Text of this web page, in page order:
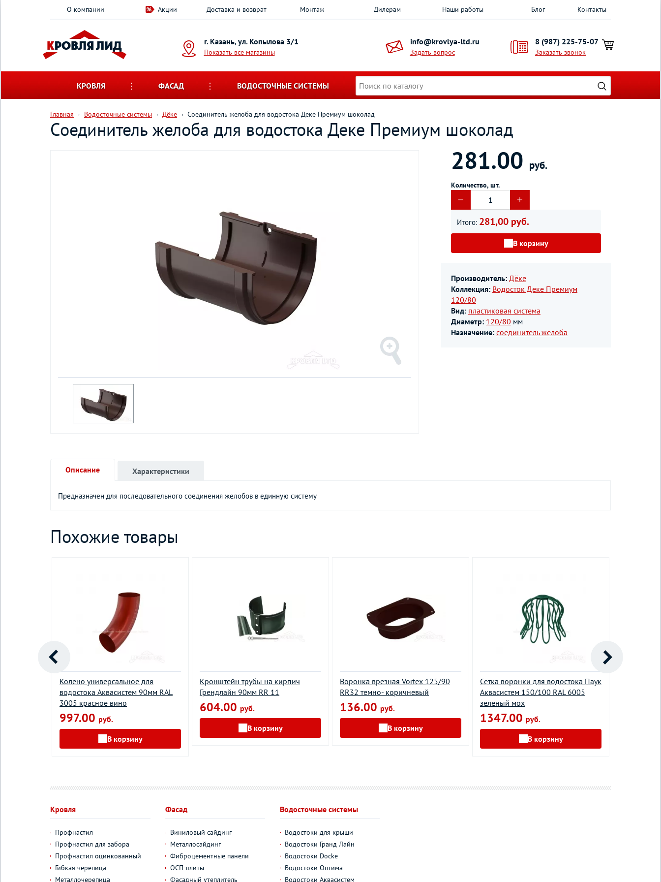
О компании Акции Доставка и возврат Монтаж Дилерам Наши работы Блог Контакты
г. Казань, ул. Копылова 3/1
Показать все магазины
info@krovlya-ltd.ru
Задать вопрос
8 (987) 225-75-07
Заказать звонок
КРОВЛЯ ФАСАД ВОДОСТОЧНЫЕ СИСТЕМЫ
Главная Водосточные системы Дёке Соединитель желоба для водостока Деке Премиум шоколад
Соединитель желоба для водостока Деке Премиум шоколад
281.00 руб.
Количество, шт.
Итого: 281,00 руб.
В корзину
Производитель: Дёке
Коллекция: Водосток Деке Премиум
120/80
Вид: пластиковая система
Диаметр: 120/80 мм
Назначение: соединитель желоба
Описание
Предназначен для последовательного соединения желобов в единную систему
Характеристики
Похожие товары
Колено универсальное для
водостока Aквасистем 90мм RAL
3005 красное вино
997.00 руб.
В корзину
Кронштейн трубы на кирпич
Грендлайн 90мм RR 11
604.00 руб.
В корзину
Воронка врезная Vortex 125/90
RR32 темно- коричневый
136.00 руб.
В корзину
Сетка воронки для водостока Паук
Аквасистем 150/100 RAL 6005
зеленый мох
1347.00 руб.
В корзину
Кровля
Профнастил
Профнастил для забора
Профнастил оцинкованный
Гибкая черепица
Металлочерепица
Фасад
Виниловый сайдинг
Металлосайдинг
Фиброцементные панели
ОСП-плиты
Фасадный утеплитель
Водосточные системы
Водостоки для крыши
Водостоки Гранд Лайн
Водостоки Docke
Водостоки Оптима
Водостоки Аквасистем